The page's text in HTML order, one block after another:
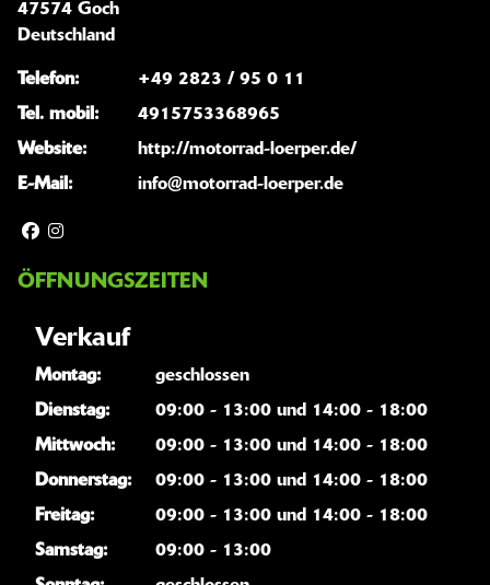
47574 Goch
Deutschland
Telefon:
+49 2823 / 95 0 11
Tel. mobil:
4915753368965
Website:
http://motorrad-loerper.de/
E-Mail:
info@motorrad-loerper.de
ÖFFNUNGSZEITEN
Verkauf
Montag:
geschlossen
Dienstag:
09:00 - 13:00 und 14:00 - 18:00
Mittwoch:
09:00 - 13:00 und 14:00 - 18:00
Donnerstag:
09:00 - 13:00 und 14:00 - 18:00
Freitag:
09:00 - 13:00 und 14:00 - 18:00
Samstag:
09:00 - 13:00